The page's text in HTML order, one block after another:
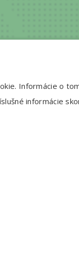
Informácie o
informácie